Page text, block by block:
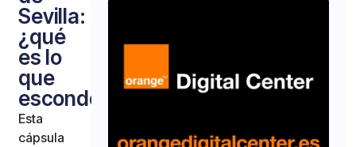
Sevilla:
¿qué
es lo
que
esconde?
Esta
cápsula